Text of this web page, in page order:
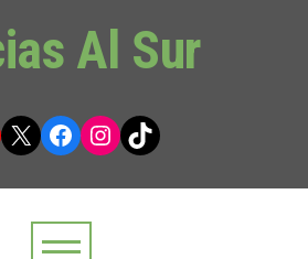
Al Sur
X Facebook
Instagram
TikTok